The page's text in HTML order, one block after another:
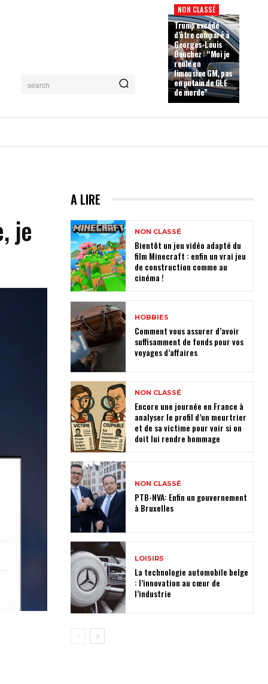
search
NON CLASSÉ
Trump excédé
d’être comparé à
Georges-Louis
Bouchez : “Moi je
roule en
limousine GM, pas
en putain de GLE
de merde”
je
A LIRE
NON CLASSÉ
Bientôt un jeu vidéo adapté du
film Minecraft : enfin un vrai jeu
de construction comme au
cinéma !
HOBBIES
Comment vous assurer d’avoir
suffisamment de fonds pour vos
voyages d’affaires
NON CLASSÉ
Encore une journée en France à
analyser le profil d’un meurtrier
et de sa victime pour voir si on
doit lui rendre hommage
NON CLASSÉ
PTB-NVA: Enfin un gouvernement
à Bruxelles
LOISIRS
La technologie automobile belge
: l’innovation au cœur de
l’industrie